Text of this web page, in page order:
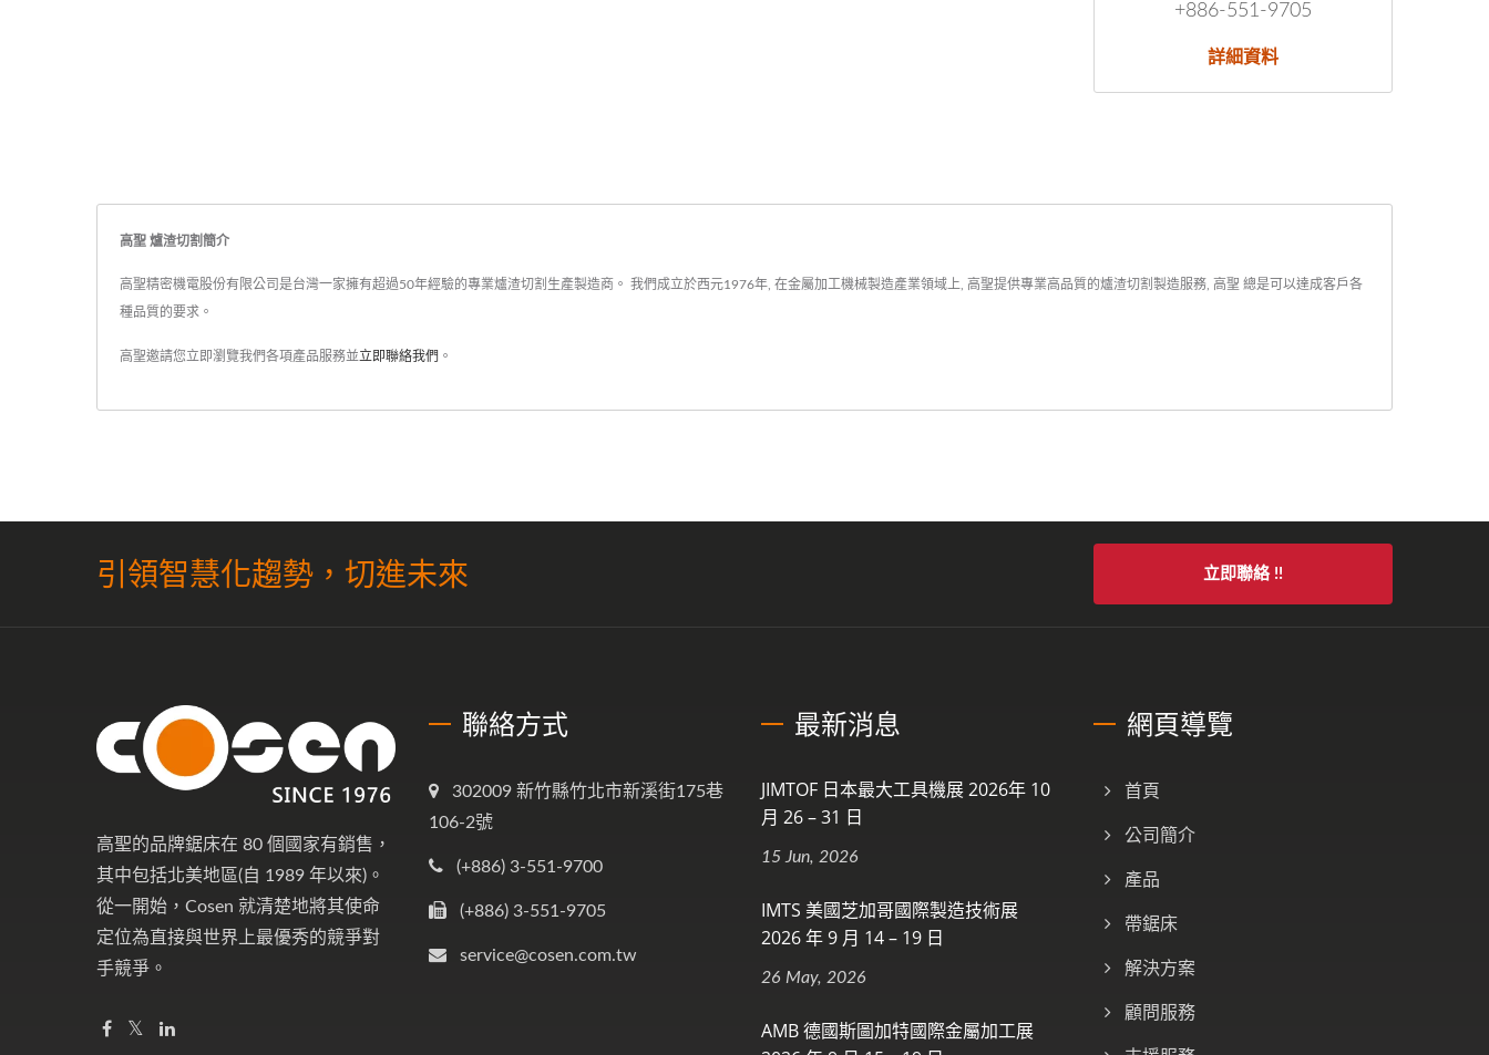
+886-551-9705
詳細資料
高聖 爐渣切割簡介
高聖精密機電股份有限公司是台灣一家擁有超過50年經驗的專業爐渣切割生產製造商。 我們成立於西元1976年, 在金屬加工機械製造產業領域上, 高聖提供專業高品質的爐渣切割製造服務, 高聖 總是可以達成客戶各
種品質的要求。
高聖邀請您立即瀏覽我們各項產品服務並立即聯絡我們 。
引領智慧化趨勢，切進未來 立即聯絡 !!
高聖的品牌鋸床在 80 個國家有銷售，
其中包括北美地區(自 1989 年以來)。
從一開始，Cosen 就清楚地將其使命
定位為直接與世界上最優秀的競爭對
手競爭。
聯絡方式
302009 新竹縣竹北市新溪街175巷
106-2號
(+886) 3-551-9700
(+886) 3-551-9705
service@cosen.com.tw
最新消息
JIMTOF 日本最大工具機展 2026年 10
月 26 – 31 日
15 Jun, 2026
IMTS 美國芝加哥國際製造技術展
2026 年 9 月 14 – 19 日
26 May, 2026
AMB 德國斯圖加特國際金屬加工展
網頁導覽
首頁
公司簡介
產品
帶鋸床
解決方案
顧問服務